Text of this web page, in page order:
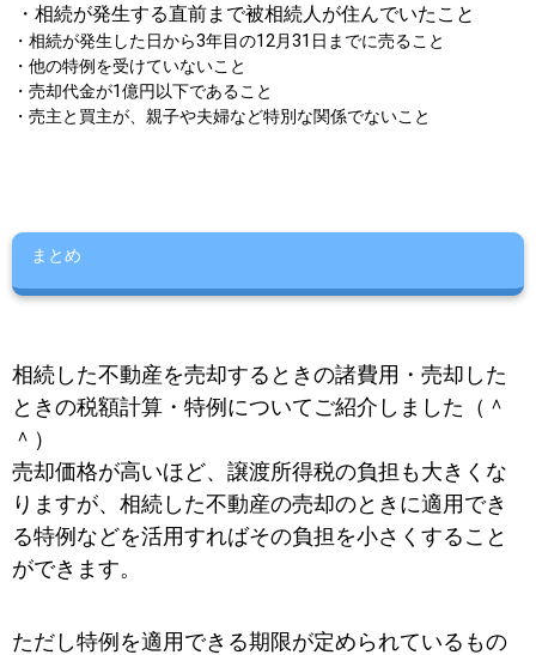
・相続が発生する直前まで被相続人が住んでいたこと
・相続が発生した日から3年目の12月31日までに売ること
・他の特例を受けていないこと
・売却代金が1億円以下であること
・売主と買主が、親子や夫婦など特別な関係でないこと
まとめ
相続した不動産を売却するときの諸費用・ 売却した
ときの税額計算・特例についてご紹介しました（＾
＾）
売却価格が高いほど、譲渡所得税の負担も大きくな
りますが、相続した不動産の売却のときに適用でき
る特例などを活用すればその負担を小さくすること
ができます。
ただし特例を適用できる期限が定められているもの